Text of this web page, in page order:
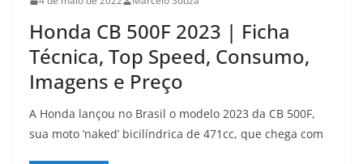
Honda CB 500F 2023 | Ficha
Técnica, Top Speed, Consumo,
Imagens e Preço
A Honda lançou no Brasil o modelo 2023 da CB 500F,
sua moto ‘naked’ bicilíndrica de 471cc, que chega com